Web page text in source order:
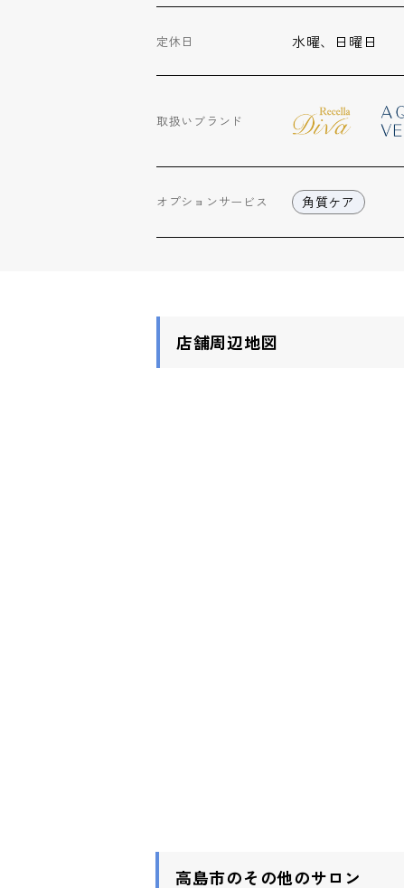
定休日 水曜、日曜日
取扱いブランド
オプションサービス 角質ケア
店舗周辺地図
高島市のその他のサロン